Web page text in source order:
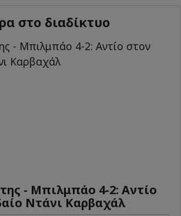
στο διαδίκτυο
- Μπιλμπάο 4-2: Αντίο
Ντάνι Καρβαχάλ